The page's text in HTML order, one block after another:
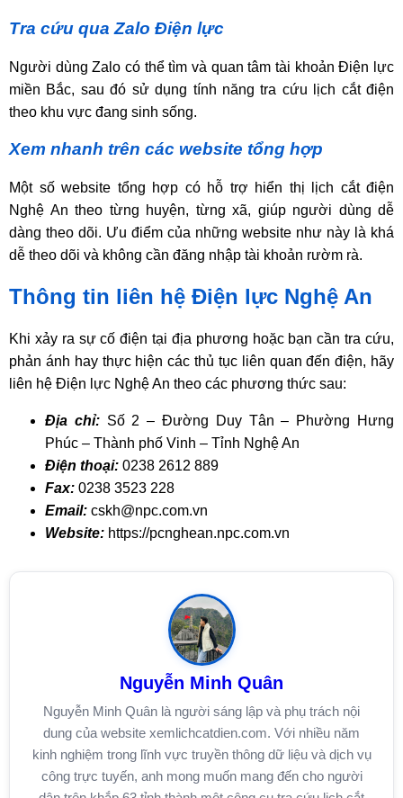
Tra cứu qua Zalo Điện lực
Người dùng Zalo có thể tìm và quan tâm tài khoản Điện lực
miền Bắc, sau đó sử dụng tính năng tra cứu lịch cắt điện
theo khu vực đang sinh sống.
Xem nhanh trên các website tổng hợp
Một số website tổng hợp có hỗ trợ hiển thị lịch cắt điện
Nghệ An theo từng huyện, từng xã, giúp người dùng dễ
dàng theo dõi. Ưu điểm của những website như này là khá
dễ theo dõi và không cần đăng nhập tài khoản rườm rà.
Thông tin liên hệ Điện lực Nghệ An
Khi xảy ra sự cố điện tại địa phương hoặc bạn cần tra cứu,
phản ánh hay thực hiện các thủ tục liên quan đến điện, hãy
liên hệ Điện lực Nghệ An theo các phương thức sau:
Địa chỉ: Số 2 – Đường Duy Tân – Phường Hưng
Phúc – Thành phố Vinh – Tỉnh Nghệ An
Điện thoại: 0238 2612 889
Fax: 0238 3523 228
Email: cskh@npc.com.vn
Website: https://pcnghean.npc.com.vn
Nguyễn Minh Quân
Nguyễn Minh Quân là người sáng lập và phụ trách nội
dung của website xemlichcatdien.com. Với nhiều năm
kinh nghiệm trong lĩnh vực truyền thông dữ liệu và dịch vụ
công trực tuyến, anh mong muốn mang đến cho người